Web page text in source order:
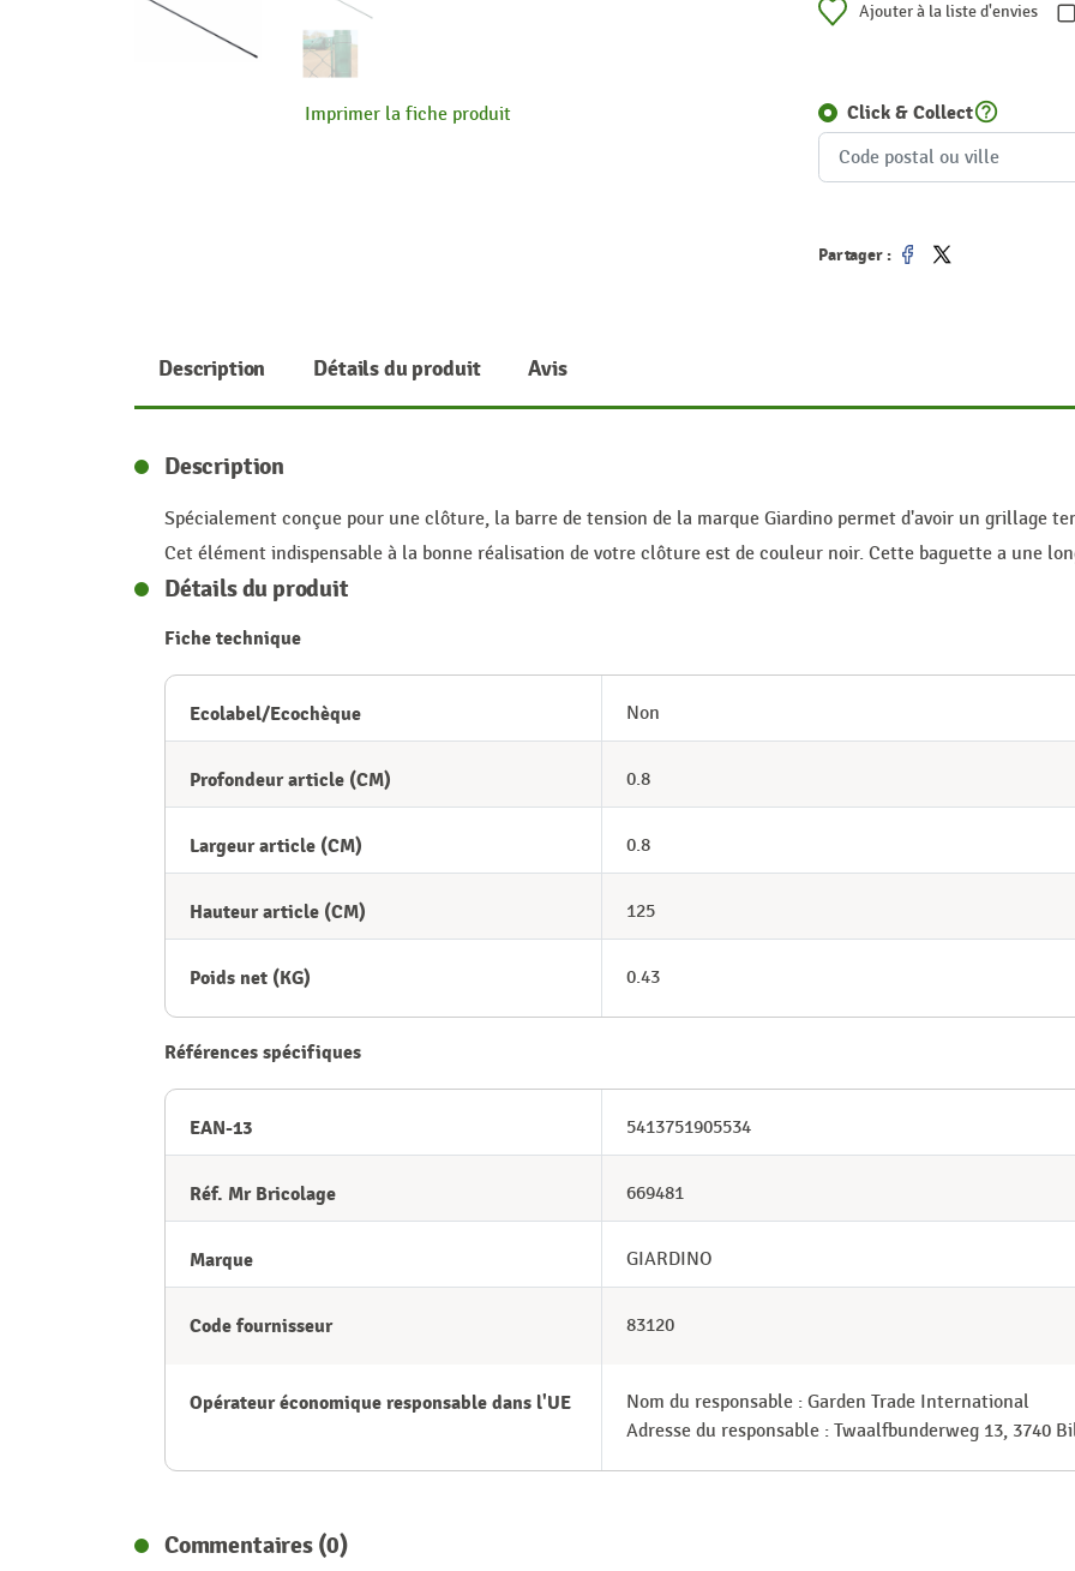
Imprimer la fiche produit
Ajouter à la liste d'envies
Click & Collecthelp_outline
Partager :
Description Détails du produit Avis
Description
Spécialement conçue pour une clôture, la barre de tension de la marque Giardino permet d'avoir un grillage
Cet élément indispensable à la bonne réalisation de votre clôture est de couleur noir. Cette baguette a une
Détails du produit
Fiche technique
Ecolabel/Ecochèque Non
Profondeur article (CM) 0.8
Largeur article (CM) 0.8
Hauteur article (CM) 125
Poids net (KG) 0.43
Références spécifiques
EAN-13 5413751905534
Réf. Mr Bricolage 669481
Marque GIARDINO
Code fournisseur 83120
Opérateur économique responsable dans l'UE
Nom du responsable : Garden Trade International
Adresse du responsable : Twaalfbunderweg 13, 3740
Commentaires (0)